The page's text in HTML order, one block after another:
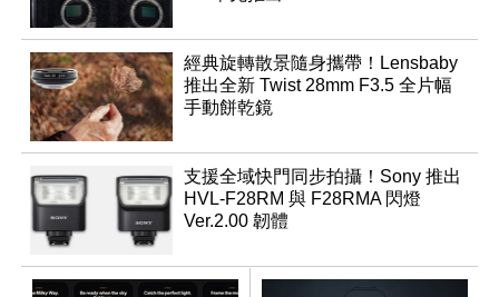
經典旋轉散景隨身攜帶！Lensbaby
推出全新 Twist 28mm F3.5 全片幅
手動餅乾鏡
支援全域快門同步拍攝！Sony 推出
HVL-F28RM 與 F28RMA 閃燈
Ver.2.00 韌體